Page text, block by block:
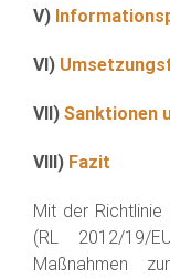
V)
VI)
VII) Sanktionen
VIII) Fazit
Mit der Richtlinie
(RL 2012/19/
Maßnahmen